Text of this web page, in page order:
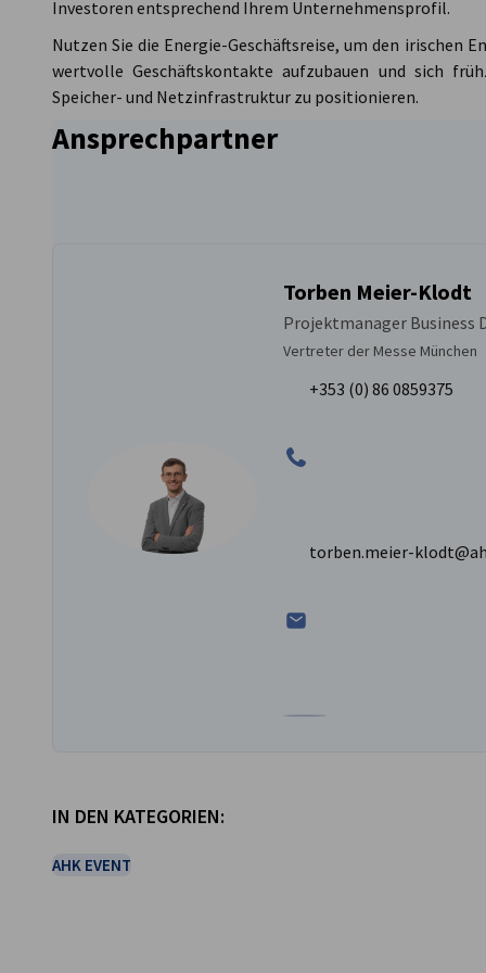
Investoren entsprechend Ihrem Unternehmensprofil.
Nutzen Sie die Energie-Geschäftsreise, um den irischen
wertvolle Geschäftskontakte aufzubauen und sich
Speicher- und Netzinfrastruktur zu positionieren.
Ansprechpartner
Torben Meier-Klodt
Projektmanager Business
Vertreter der Messe München
+353 (0) 86 0859375
torben.meier-
IN DEN KATEGORIEN:
AHK EVENT